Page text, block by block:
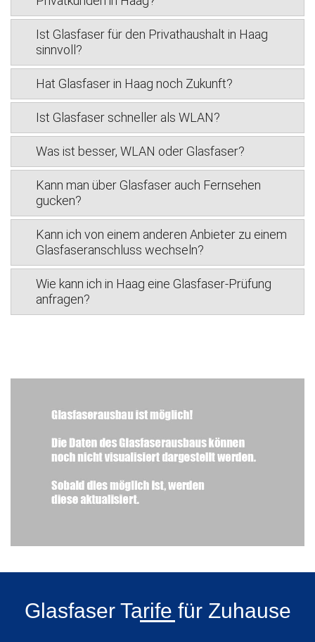
Ist Glasfaser für den Privathaushalt in Haag
sinnvoll?
Hat Glasfaser in Haag noch Zukunft?
Ist Glasfaser schneller als WLAN?
Was ist besser, WLAN oder Glasfaser?
Kann man über Glasfaser auch Fernsehen
gucken?
Kann ich von einem anderen Anbieter zu einem
Glasfaseranschluss wechseln?
Wie kann ich in Haag eine Glasfaser-Prüfung
anfragen?
Glasfaser Tarife für Zuhause